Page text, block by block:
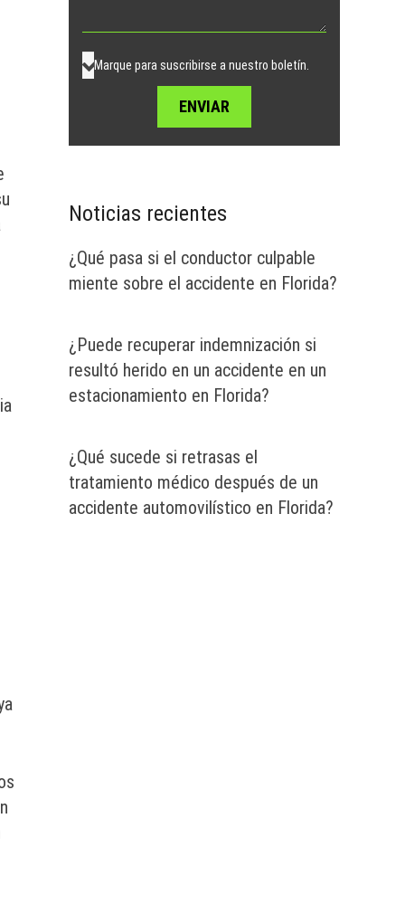
vacío.
Marque para suscribirse a nuestro boletín.
Noticias recientes
¿Qué pasa si el conductor culpable
miente sobre el accidente en Florida?
¿Puede recuperar indemnización si
resultó herido en un accidente en un
estacionamiento en Florida?
¿Qué sucede si retrasas el
tratamiento médico después de un
accidente automovilístico en Florida?